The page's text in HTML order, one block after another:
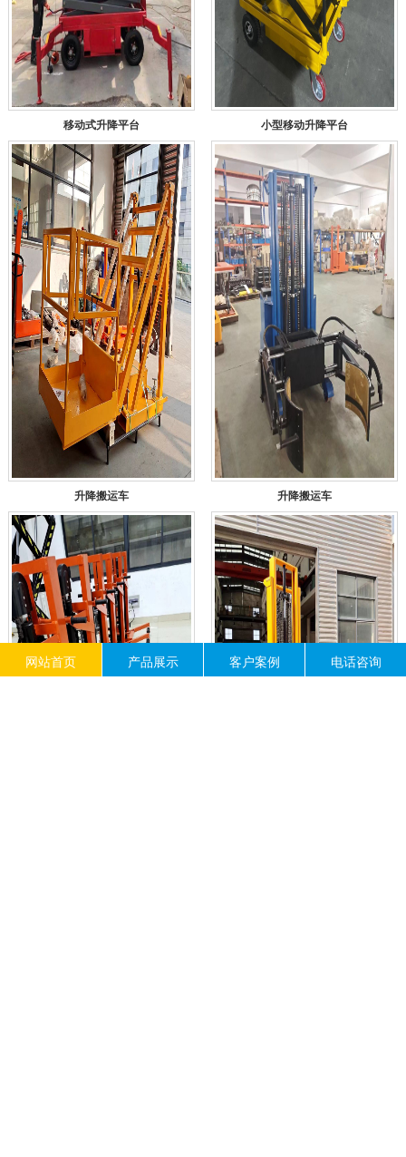
移动式升降平台 小型移动升降平台
升降搬运车 升降搬运车
网站首页 产品展示 客户案例 电话咨询